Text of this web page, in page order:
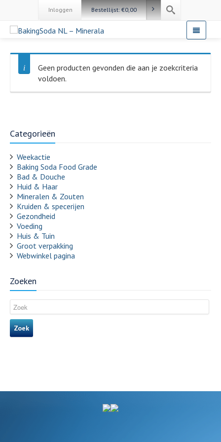
Inloggen Bestellijst:€0,00
Geen producten gevonden die aan je zoekcriteria
voldoen.
Categorieën
Weekactie
Baking Soda Food Grade
Bad & Douche
Huid & Haar
Mineralen & Zouten
Kruiden & specerijen
Gezondheid
Voeding
Huis & Tuin
Groot verpakking
Webwinkel pagina
Zoeken
Zoek